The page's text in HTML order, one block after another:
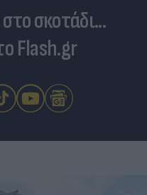
σκοτάδι...
Flash.gr